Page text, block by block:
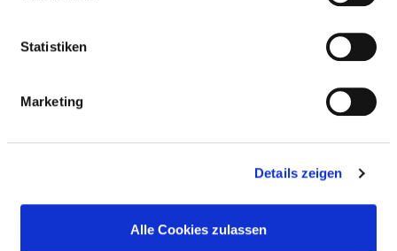
Statistiken
Marketing
Details zeigen
Alle Cookies zulassen
Fachabteilung
Vollstationäre Fallzahl: 1.024